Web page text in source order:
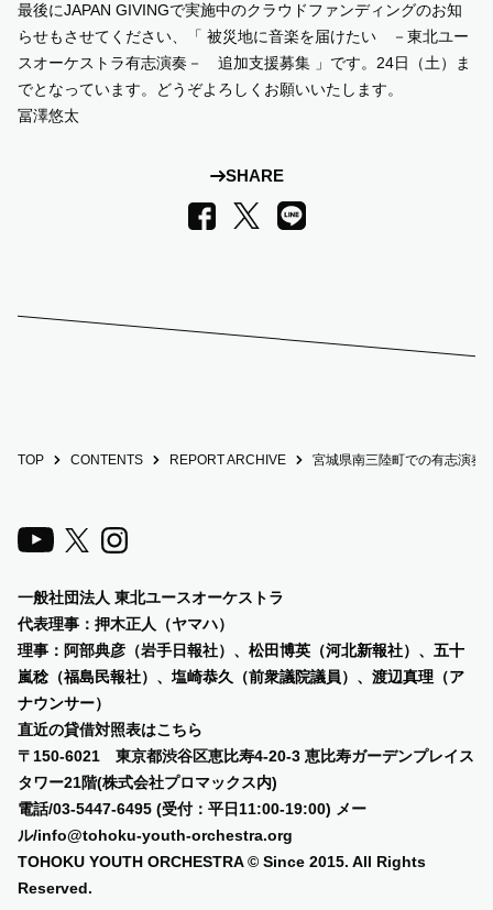
最後にJAPAN GIVINGで実施中のクラウドファンディングのお知
らせもさせてください、
「 被災地に音楽を届けたい －東北ユー
スオーケストラ有志演奏－ 追加支援募集 」 です。24日（土）ま
でとなっています。どうぞよろしくお願いいたします。
冨澤悠太
SHARE
Facebook
X LINE
TOP CONTENTS REPORT ARCHIVE 宮城県南三陸町での有志演奏
一般社団法人 東北ユースオーケストラ
代表理事：押木正人（ヤマハ）
理事：阿部典彦（岩手日報社）、 松田博英（河北新報社）、五十
嵐稔（福島民報社）、塩崎恭久（前衆議院議員）、渡辺真理（ア
ナウンサー）
直近の貸借対照表はこちら
〒150-6021 東京都渋谷区恵比寿4-20-3 恵比寿ガーデンプレイス
タワー21階(株式会社プロマックス内)
電話/03-5447-6495 (受付：平日11:00-19:00) メー
ル/info@tohoku-youth-orchestra.org
TOHOKU YOUTH ORCHESTRA © Since 2015. All Rights
Reserved.